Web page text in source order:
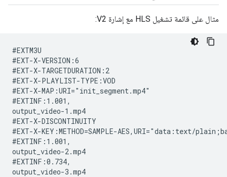
مثال على قائمة تشغيل HLS مع إشارة V2:
#EXTM3U
#EXT-X-VERSION:6
#EXT-X-TARGETDURATION:2
#EXT-X-PLAYLIST-TYPE:VOD
#EXT-X-MAP:URI="init_segment.mp4"
#EXTINF:1.001,
output_video-1.mp4
#EXT-X-DISCONTINUITY
#EXT-X-KEY:METHOD=SAMPLE-AES,URI="data:text/
#EXTINF:1.001,
output_video-2.mp4
#EXTINF:0.734,
output_video-3.mp4